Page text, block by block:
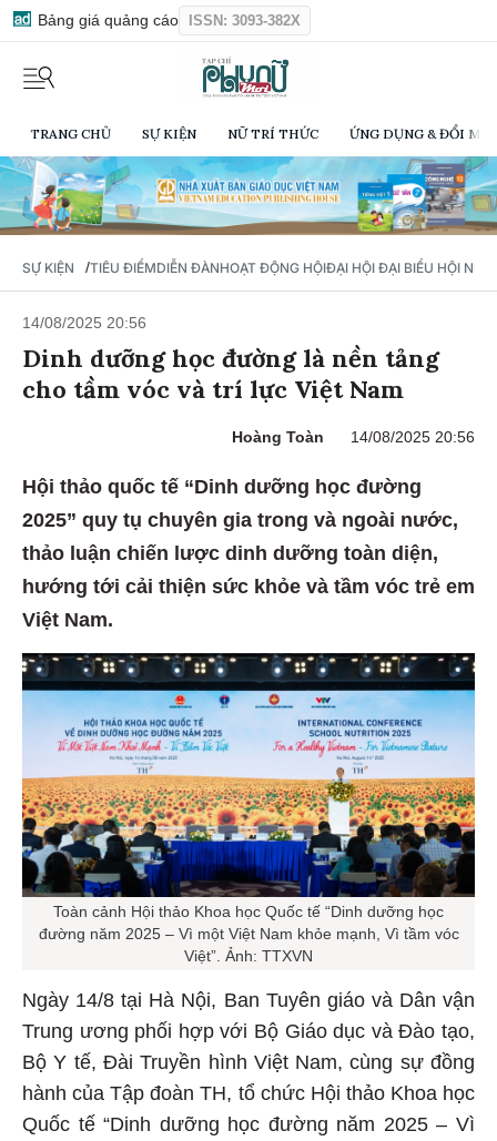
Bảng giá quảng cáo ISSN: 3093-382X
TRANG CHỦ SỰ KIỆN NỮ TRÍ THỨC ỨNG DỤNG & ĐỔI
SỰ KIỆN / TIÊU ĐIỂMDIỄN ĐÀNHOẠT ĐỘNG HỘIĐẠI HỘI ĐẠI BIỂU HỘI NỮ
14/08/2025 20:56
Dinh dưỡng học đường là nền tảng
cho tầm vóc và trí lực Việt Nam
Hoàng Toàn 14/08/2025 20:56
Hội thảo quốc tế “Dinh dưỡng học đường
2025” quy tụ chuyên gia trong và ngoài nước,
thảo luận chiến lược dinh dưỡng toàn diện,
hướng tới cải thiện sức khỏe và tầm vóc trẻ em
Việt Nam.
Toàn cảnh Hội thảo Khoa học Quốc tế “Dinh dưỡng học
đường năm 2025 – Vì một Việt Nam khỏe mạnh, Vì tầm vóc
Việt”. Ảnh: TTXVN
Ngày 14/8 tại Hà Nội, Ban Tuyên giáo và Dân vận
Trung ương phối hợp với Bộ Giáo dục và Đào tạo,
Bộ Y tế, Đài Truyền hình Việt Nam, cùng sự đồng
hành của Tập đoàn TH, tổ chức Hội thảo Khoa học
Quốc tế “Dinh dưỡng học đường năm 2025 – Vì